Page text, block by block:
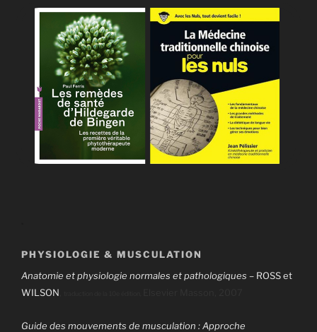
PHYSIOLOGIE & MUSCULATION
Anatomie et physiologie normales et pathologiques – ROSS et
WILSON
Guide des mouvements de musculation : Approche